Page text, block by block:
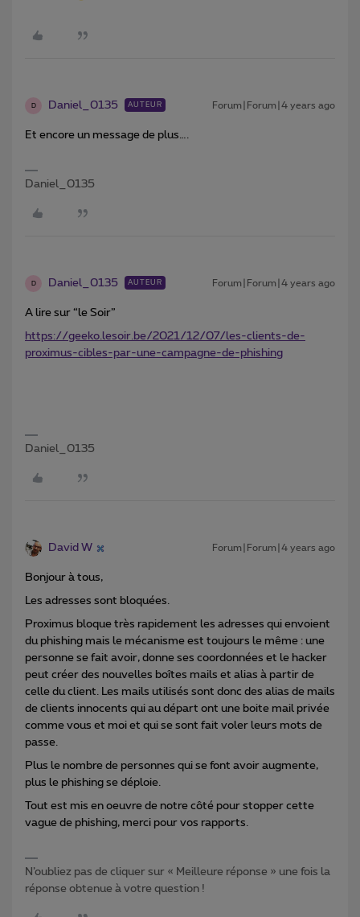
D Daniel_0135 AUTEUR Forum|Forum|4 years ago
Et encore un message de plus….
Daniel_0135
D Daniel_0135 AUTEUR Forum|Forum|4 years ago
A lire sur “le Soir”
https://geeko.lesoir.be/2021/12/07/les-clients-de-
proximus-cibles-par-une-campagne-de-phishing
Daniel_0135
David W Forum|Forum|4 years ago
Bonjour à tous,
Les adresses sont bloquées.
Proximus bloque très rapidement les adresses qui envoient
du phishing mais le mécanisme est toujours le même : une
personne se fait avoir, donne ses coordonnées et le hacker
peut créer des nouvelles boîtes mails et alias à partir de
celle du client. Les mails utilisés sont donc des alias de mails
de clients innocents qui au départ ont une boite mail privée
comme vous et moi et qui se sont fait voler leurs mots de
passe.
Plus le nombre de personnes qui se font avoir augmente,
plus le phishing se déploie.
Tout est mis en oeuvre de notre côté pour stopper cette
vague de phishing, merci pour vos rapports.
N’oubliez pas de cliquer sur « Meilleure réponse » une fois la
réponse obtenue à votre question !